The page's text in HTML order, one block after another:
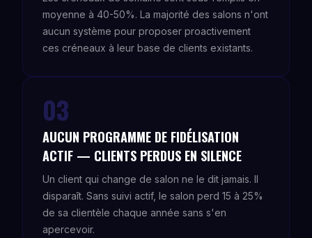
moyenne à 40-50%. La majorité des salons n'ont
aucun système pour proposer proactivement
ces créneaux à leur base de clients existants.
03
AUCUN PROGRAMME DE FIDÉLISATION
ACTIF — CLIENTS PERDUS EN SILENCE
Un client qui change de salon ne le dit jamais. Il
disparaît. Sans suivi actif, le salon perd 15 à 25%
de sa clientèle chaque année sans s'en
apercevoir.